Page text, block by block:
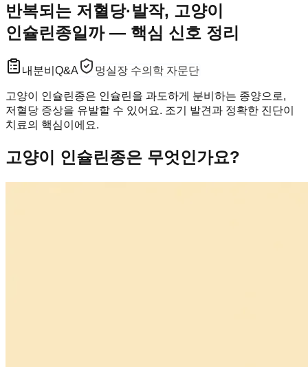
반복되는 저혈당·발작, 고양이
인슐린종일까 — 핵심 신호 정리
내분비 Q&A 멍실장 수의학 자문단
고양이 인슐린종은 인슐린을 과도하게 분비하는 종양으로,
저혈당 증상을 유발할 수 있어요. 조기 발견과 정확한 진단이
치료의 핵심이에요.
고양이 인슐린종은 무엇인가요?